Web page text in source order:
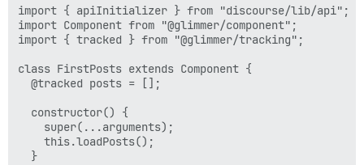
import { apiInitializer } from "discourse/lib/api";
import Component from "@glimmer/component";
import { tracked } from "@glimmer/tracking";
class FirstPosts extends Component {
  @tracked posts = [];
  constructor() {
    super(...arguments);
    this.loadPosts();
  }